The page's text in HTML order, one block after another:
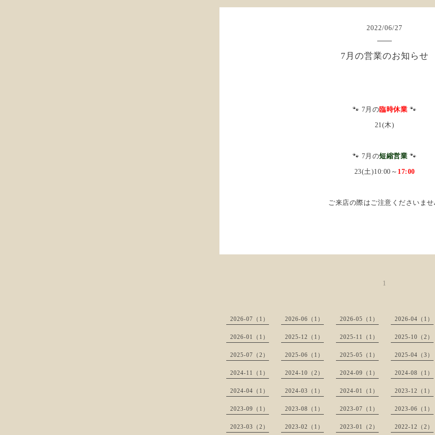
2022/06/27
7月の営業のお知らせ
🐾 7月の臨時休業 🐾
21(木)
🐾 7月の短縮営業 🐾
23(土)10:00～ 17:00
ご来店の際はご注意くださいませ
1
2026-07（1） 2026-06（1） 2026-05（1） 2026-04（1）
2026-01（1） 2025-12（1） 2025-11（1） 2025-10（2）
2025-07（2） 2025-06（1） 2025-05（1） 2025-04（3）
2024-11（1） 2024-10（2） 2024-09（1） 2024-08（1）
2024-04（1） 2024-03（1） 2024-01（1） 2023-12（1）
2023-09（1） 2023-08（1） 2023-07（1） 2023-06（1）
2023-03（2） 2023-02（1） 2023-01（2） 2022-12（2）